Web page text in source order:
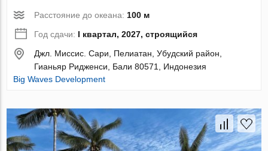
Расстояние до океана: 100 м
Год сдачи: I квартал, 2027, строящийся
Джл. Миссис. Сари, Пелиатан, Убудский район,
Гианьяр Ридженси, Бали 80571, Индонезия
Big Waves Development